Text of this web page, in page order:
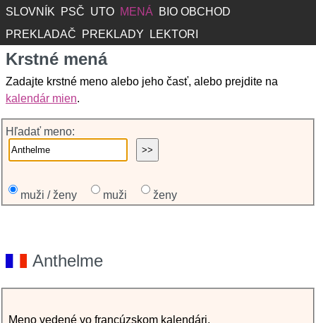
SLOVNÍK PSČ UTO MENÁ
BIO OBCHOD
PREKLADAČ
PREKLADY LEKTORI
Krstné mená
Zadajte krstné meno alebo jeho časť, alebo prejdite na
kalendár mien.
Hľadať meno:
muži / ženy muži ženy
Anthelme
Meno vedené vo francúzskom kalendári.